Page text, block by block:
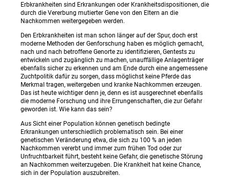
Erbkrankheiten sind Erkrankungen oder Krankheitsdispositionen, die
durch die Vererbung mutierter Gene von den Eltern an die
Nachkommen weitergegeben werden.
Den Erbkrankheiten ist man schon länger auf der Spur, doch erst
moderne Methoden der Genforschung haben es möglich gemacht,
nach und nach betroffene Genorte zu identifizieren, Gentests zu
entwickeln und zugänglich zu machen, unauffällige Anlagenträger
ebenfalls sicher zu erkennen und am Ende durch eine angemessene
Zuchtpolitik dafür zu sorgen, dass möglichst keine Pferde das
Merkmal tragen, weitergeben und kranke Nachkommen erzeugen.
Das ist heute wichtiger denn je, denn es ist ausgerechnet ebenfalls
die moderne Forschung und ihre Errungenschaften, die zur Gefahr
geworden ist. Wie kann das sein?
Aus Sicht einer Population können genetisch bedingte
Erkrankungen unterschiedlich problematisch sein. Bei einer
genetischen Veränderung etwa, die sich zu 100 % an jeden
Nachkommen vererbt und immer zum frühen Tod oder zur
Unfruchtbarkeit führt, besteht keine Gefahr, die genetische Störung
an Nachkommen weiterzugeben. Die Krankheit hat keine Chance,
sich in der Population auszubreiten.